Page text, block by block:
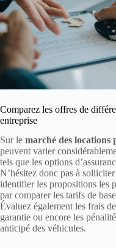
Comparez les offres de
entreprise
Sur le marché des locations
peuvent varier
tels que les options
N’hésitez donc pas à
identifier les propositions les
par comparer les tarifs de
Évaluez également les frais
garantie ou encore les
anticipé des véhicules.